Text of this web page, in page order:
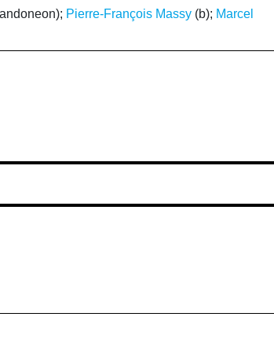
Pierre-François Massy(b); Marcel